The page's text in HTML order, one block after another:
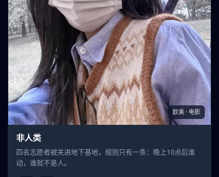
欧美 · 电影
非人类
四名志愿者被关进地下基地，规则只有一条：晚上10点后谁
动，谁就不是人。